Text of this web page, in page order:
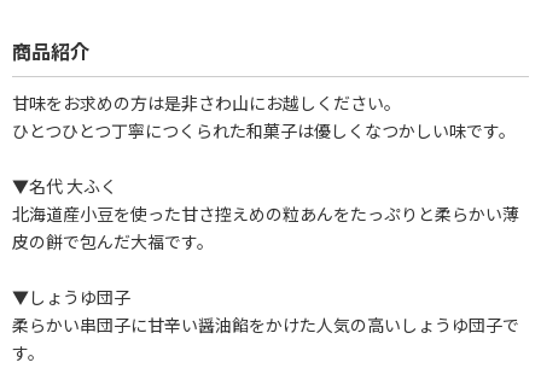
商品紹介
甘味をお求めの方は是非さわ山にお越しください。
ひとつひとつ丁寧につくられた和菓子は優しくなつかしい味です。
▼名代 大ふく
北海道産小豆を使った甘さ控えめの粒あんをたっぷりと柔らかい薄
皮の餅で包んだ大福です。
▼しょうゆ団子
柔らかい串団子に甘辛い醤油餡をかけた人気の高いしょうゆ団子で
す。